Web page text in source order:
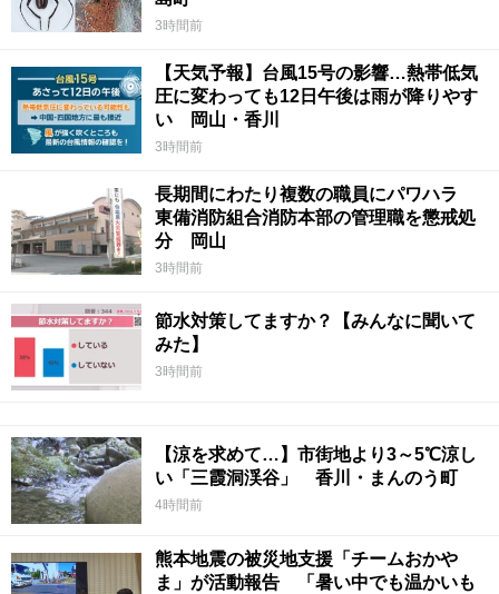
3時間前
【天気予報】台風15号の影響…熱帯低気
圧に変わっても12日午後は雨が降りやす
い 岡山・香川
3時間前
長期間にわたり複数の職員にパワハラ
東備消防組合消防本部の管理職を懲戒処
分 岡山
3時間前
節水対策してますか？【みんなに聞いて
みた】
3時間前
【涼を求めて…】市街地より3～5℃涼し
い「三霞洞渓谷」 香川・まんのう町
4時間前
熊本地震の被災地支援「チームおかや
ま」が活動報告 「暑い中でも温かいも